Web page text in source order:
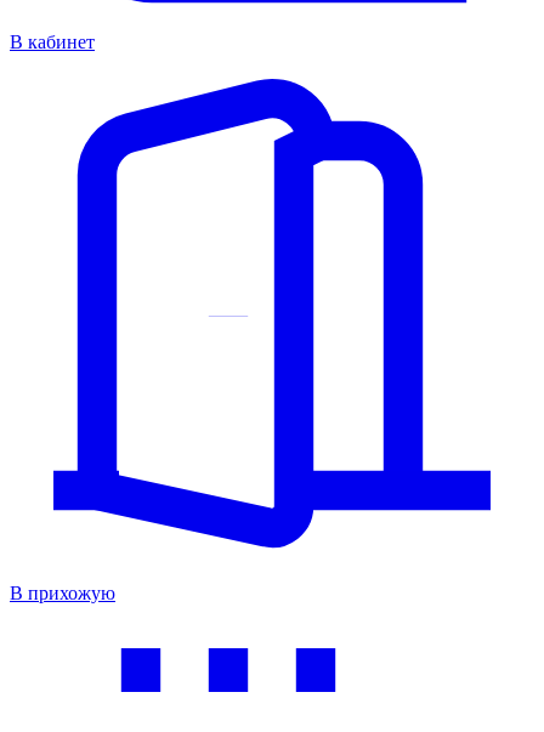
В кабинет
В прихожую